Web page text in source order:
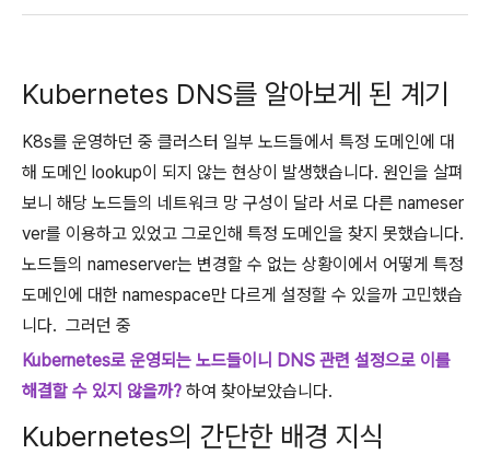
Kubernetes DNS를 알아보게 된 계기
K8s를 운영하던 중 클러스터 일부 노드들에서 특정 도메인에 대
해 도메인 lookup이 되지 않는 현상이 발생했습니다. 원인을 살펴
보니 해당 노드들의 네트워크 망 구성이 달라 서로 다른 nameser
ver를 이용하고 있었고 그로인해 특정 도메인을 찾지 못했습니다.
노드들의 nameserver는 변경할 수 없는 상황이에서 어떻게 특정
도메인에 대한 namespace만 다르게 설정할 수 있을까 고민했습
니다. 그러던 중
Kubernetes로 운영되는 노드들이니 DNS 관련 설정으로 이를
해결할 수 있지 않을까? 하여 찾아보았습니다.
Kubernetes의 간단한 배경 지식